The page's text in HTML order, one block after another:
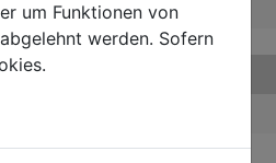
um Funktionen von
werden. Sofern